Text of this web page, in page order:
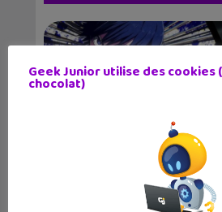
Blue lock s’invite dans
Geek Junior utilise des cookies
chocolat)